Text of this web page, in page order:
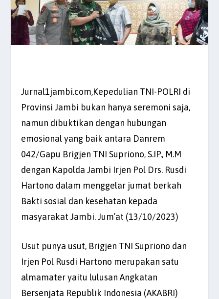
Jurnal1jambi.com,Kepedulian TNI-POLRI di
Provinsi Jambi bukan hanya seremoni saja,
namun dibuktikan dengan hubungan
emosional yang baik antara Danrem
042/Gapu Brigjen TNI Supriono, S.IP., M.M
dengan Kapolda Jambi Irjen Pol Drs. Rusdi
Hartono dalam menggelar jumat berkah
Bakti sosial dan kesehatan kepada
masyarakat Jambi. Jum’at (13/10/2023)
Usut punya usut, Brigjen TNI Supriono dan
Irjen Pol Rusdi Hartono merupakan satu
almamater yaitu lulusan Angkatan
Bersenjata Republik Indonesia (AKABRI)